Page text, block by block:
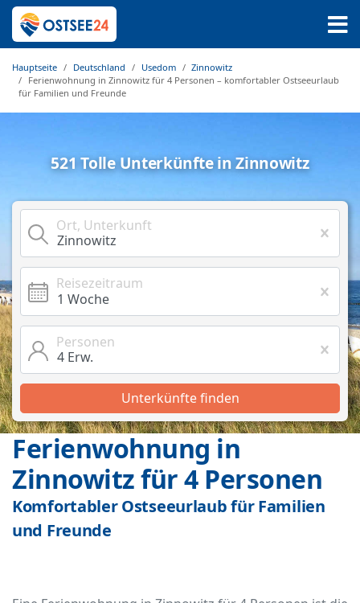
Hauptseite Deutschland Usedom
Zinnowitz
Ferienwohnung in Zinnowitz für 4 Personen – komfortabler Ostseeurlaub
für Familien und Freunde
521 Tolle Unterkünfte in Zinnowitz
Ort, Unterkunft
Reisezeitraum
Personen
Unterkünfte finden
Ferienwohnung in
Zinnowitz für 4 Personen
Komfortabler Ostseeurlaub für Familien
und Freunde